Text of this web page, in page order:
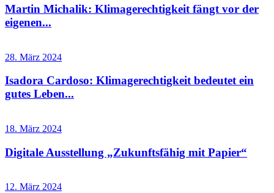
Martin Michalik: Klimagerechtigkeit fängt vor der
eigenen...
28. März 2024
Isadora Cardoso: Klimagerechtigkeit bedeutet ein
gutes Leben...
18. März 2024
Digitale Ausstellung „Zukunftsfähig mit Papier“
12. März 2024